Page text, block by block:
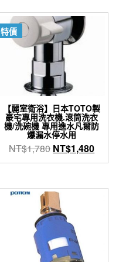
特價
【麗室衛浴】日本TOTO製
豪宅專用洗衣機.滾筒洗衣
機/洗碗機 專用進水凡爾防
爆漏水停水用
NT$1,780 原
始
格：
NT$1,780。
NT$1,480目
前
格：